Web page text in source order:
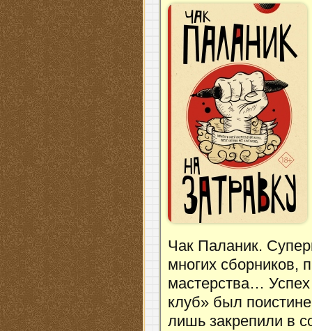
Чак Паланик.
многих сборников,
мастерства…
клуб» был
лишь закрепили в